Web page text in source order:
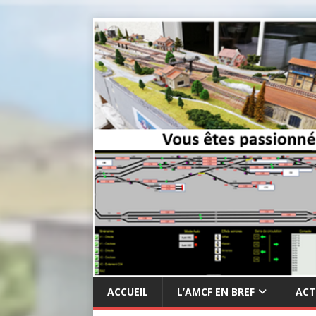
ACCUEIL L’AMCF EN BREF